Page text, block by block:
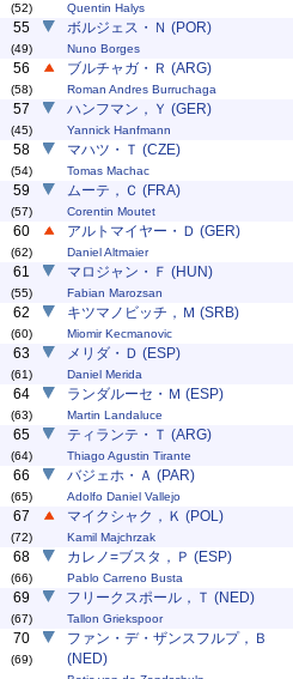
(52) Quentin Halys
55
(49)
ボルジェス・Ｎ (POR)
Nuno Borges
56
(58)
ブルチャガ・Ｒ (ARG)
Roman Andres Burruchaga
57
(45)
ハンフマン，Ｙ (GER)
Yannick Hanfmann
58
(54)
マハツ・Ｔ (CZE)
Tomas Machac
59
(57)
ムーテ，Ｃ (FRA)
Corentin Moutet
60
(62)
アルトマイヤー・Ｄ (GER)
Daniel Altmaier
61
(55)
マロジャン・Ｆ (HUN)
Fabian Marozsan
62
(60)
キツマノビッチ，Ｍ (SRB)
Miomir Kecmanovic
63
(61)
メリダ・Ｄ (ESP)
Daniel Merida
64
(63)
ランダルーセ・Ｍ (ESP)
Martin Landaluce
65
(64)
ティランテ・Ｔ (ARG)
Thiago Agustin Tirante
66
(65)
バジェホ・Ａ (PAR)
Adolfo Daniel Vallejo
67
(72)
マイクシャク，Ｋ (POL)
Kamil Majchrzak
68
(66)
カレノ=ブスタ，Ｐ (ESP)
Pablo Carreno Busta
69
(67)
フリークスポール，Ｔ (NED)
Tallon Griekspoor
70
(69)
ファン・デ・ザンスフルプ，Ｂ
(NED)